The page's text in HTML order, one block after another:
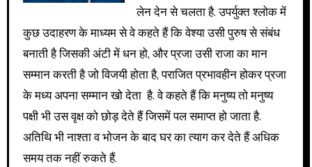
लेन देन से चलता है. उपर्युक्त श्लोक में
कुछ उदाहरण के माध्यम से वे कहते हैं कि वेश्या उसी पुरुष से संबंध
बनाती है जिसकी अंटी में धन हो, और प्रजा उसी राजा का मान
सम्मान करती है जो विजयी होता है, पराजित प्रभावहीन होकर प्रजा
के मध्य अपना सम्मान खो देता है. वे कहते हैं कि मनुष्य तो मनुष्य
पक्षी भी उस वृक्ष को छोड़ देते हैं जिसमें पल समाप्त हो जाता है.
अतिथि भी नाश्ता व भोजन के बाद घर का त्याग कर देते हैं अधिक
समय तक नहीं रुकते हैं.